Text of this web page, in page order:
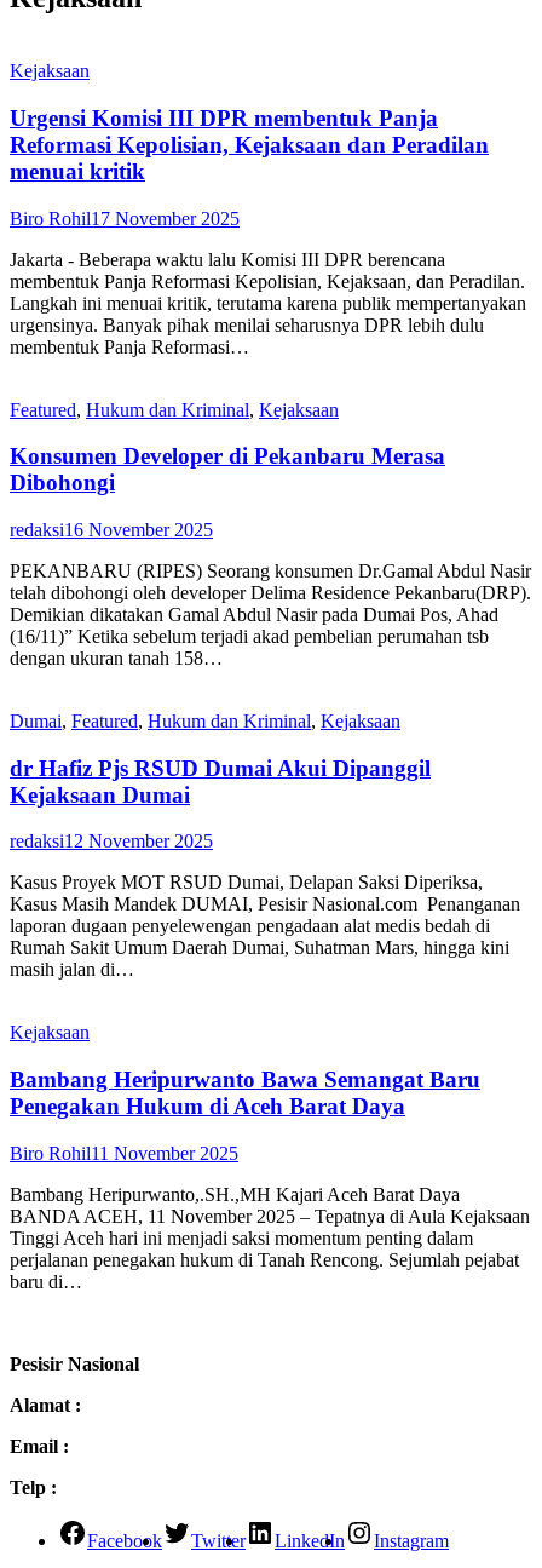
Kejaksaan
Urgensi Komisi III DPR membentuk Panja
Reformasi Kepolisian, Kejaksaan dan Peradilan
menuai kritik
Biro Rohil17 November 2025
Jakarta - Beberapa waktu lalu Komisi III DPR berencana
membentuk Panja Reformasi Kepolisian, Kejaksaan, dan Peradilan.
Langkah ini menuai kritik, terutama karena publik mempertanyakan
urgensinya. Banyak pihak menilai seharusnya DPR lebih dulu
membentuk Panja Reformasi…
Featured, Hukum dan Kriminal, Kejaksaan
Konsumen Developer di Pekanbaru Merasa
Dibohongi
redaksi16 November 2025
PEKANBARU (RIPES) Seorang konsumen Dr.Gamal Abdul Nasir
telah dibohongi oleh developer Delima Residence Pekanbaru(DRP).
Demikian dikatakan Gamal Abdul Nasir pada Dumai Pos, Ahad
(16/11)” Ketika sebelum terjadi akad pembelian perumahan tsb
dengan ukuran tanah 158…
Dumai, Featured, Hukum dan Kriminal, Kejaksaan
dr Hafiz Pjs RSUD Dumai Akui Dipanggil
Kejaksaan Dumai
redaksi12 November 2025
Kasus Proyek MOT RSUD Dumai, Delapan Saksi Diperiksa,
Kasus Masih Mandek DUMAI, Pesisir Nasional.com Penanganan
laporan dugaan penyelewengan pengadaan alat medis bedah di
Rumah Sakit Umum Daerah Dumai, Suhatman Mars, hingga kini
masih jalan di…
Kejaksaan
Bambang Heripurwanto Bawa Semangat Baru
Penegakan Hukum di Aceh Barat Daya
Biro Rohil11 November 2025
Bambang Heripurwanto,.SH.,MH Kajari Aceh Barat Daya
BANDA ACEH, 11 November 2025 – Tepatnya di Aula Kejaksaan
Tinggi Aceh hari ini menjadi saksi momentum penting dalam
perjalanan penegakan hukum di Tanah Rencong. Sejumlah pejabat
baru di…
Pesisir Nasional
Alamat :
Email :
Telp :
Facebook Twitter LinkedIn Instagram